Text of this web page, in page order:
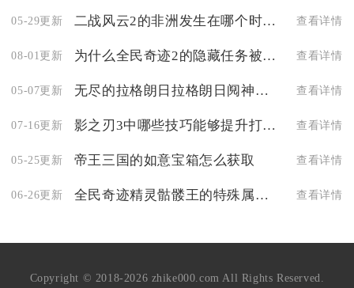
05-29更新 二战风云2的非洲发生在哪个时间段 查看详情
08-01更新 为什么全民奇迹2的隐藏任务被称为仁慈的心 查看详情
05-07更新 无尽的拉格朗日拉格朗日阋神星装甲型的枪口威力如何 查看详情
07-16更新 影之刃3中哪些技巧能够提升打桩伤害 查看详情
05-25更新 帝王三国的如意宝箱怎么获取 查看详情
06-26更新 全民奇迹精灵骷髅王的特殊属性是什么 查看详情
Copyright © 2018-2026 zhike000.com All Rights Reserved.